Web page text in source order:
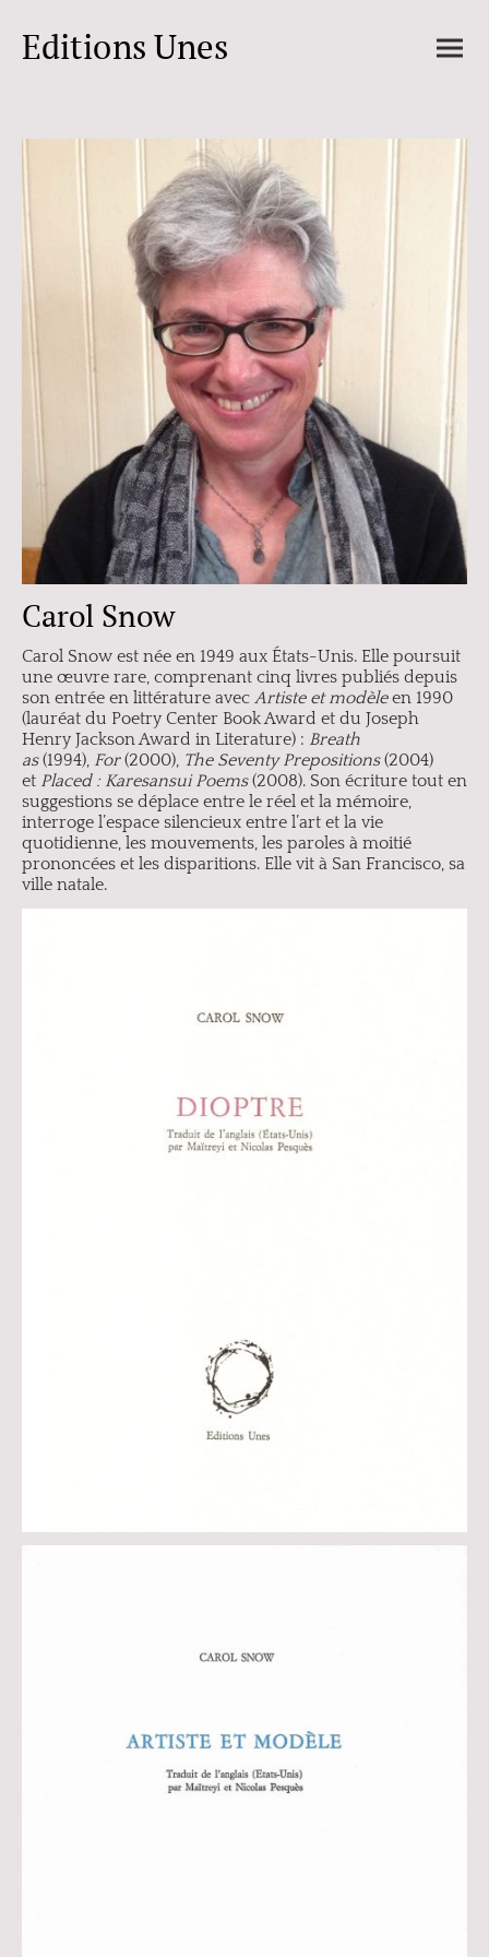
Editions Unes
Carol Snow
Carol Snow est née en 1949 aux États-Unis. Elle poursuit
une œuvre rare, comprenant cinq livres publiés depuis
son entrée en littérature avec Artiste et modèleen 1990
(lauréat du Poetry Center Book Award et du Joseph
Henry Jackson Award in Literature) : Breath
as(1994), For(2000), The Seventy Prepositions(2004)
et Placed : Karesansui Poems(2008). Son écriture tout en
suggestions se déplace entre le réel et la mémoire,
interroge l’espace silencieux entre l’art et la vie
quotidienne, les mouvements, les paroles à moitié
prononcées et les disparitions. Elle vit à San Francisco, sa
ville natale.